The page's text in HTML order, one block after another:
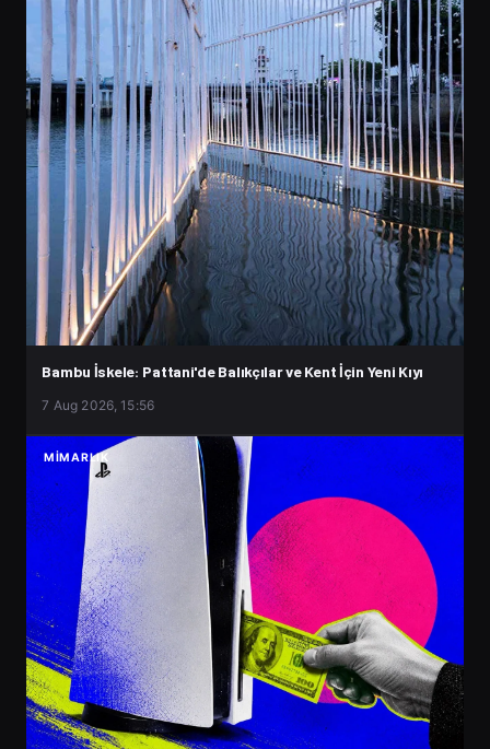
Bambu İskele: Pattani'de Balıkçılar ve Kent İçin Yeni Kıyı
7 Aug 2026, 15:56
MIMARLIK